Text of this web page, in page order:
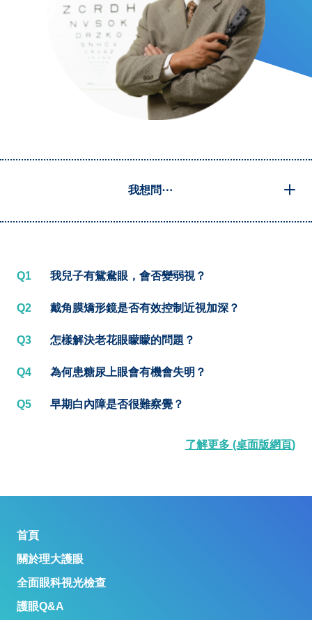
我想問⋯
Q1 我兒子有鴛鴦眼，會否變弱視？
Q2 戴角膜矯形鏡是否有效控制近視加深？
Q3 怎樣解決老花眼矇矇的問題？
Q4 為何患糖尿上眼會有機會失明？
Q5 早期白內障是否很難察覺？
了解更多 (桌面版網頁)
首頁
關於理大護眼
全面眼科視光檢查
護眼Q&A